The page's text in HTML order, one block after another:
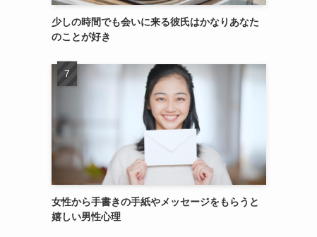
少しの時間でも会いに来る彼氏はかなりあなた
のことが好き
女性から手書きの手紙やメッセージをもらうと
嬉しい男性心理